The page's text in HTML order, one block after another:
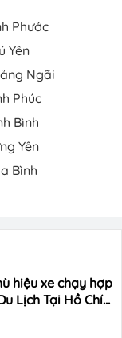
Phước
Yên
Ngãi
Phúc
Bình
Yên
Bình
hiệu xe chạy hợp
Lịch Tại Hồ Chí